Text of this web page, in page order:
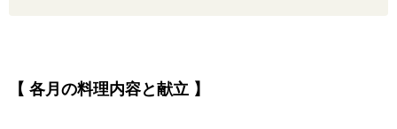
【 各月の料理内容と献立 】